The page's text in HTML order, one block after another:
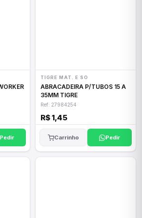
TIGRE MAT. E SO
ABRACADEIRA P/TUBOS 15 A
35MM TIGRE
Ref: 27984254
R$ 1,45
Carrinho Pedir